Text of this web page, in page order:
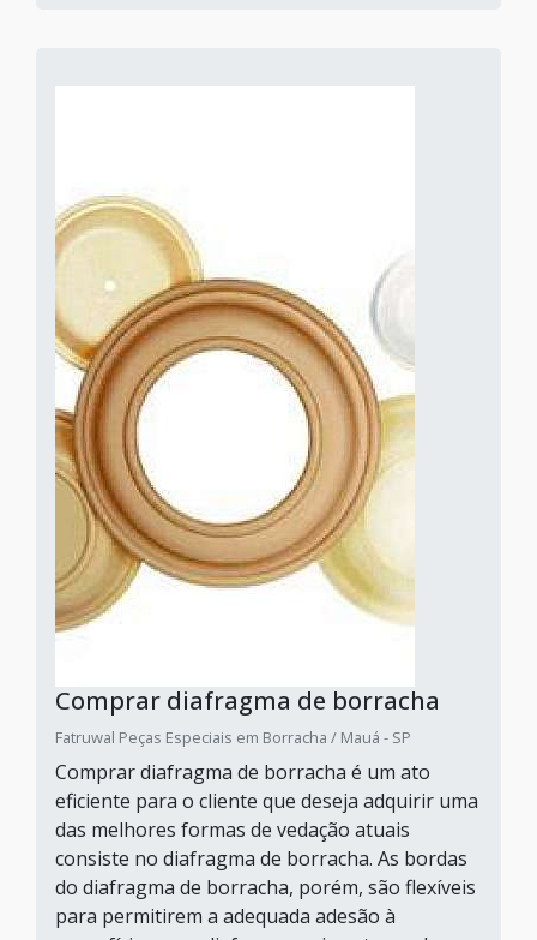
Comprar diafragma de borracha
Fatruwal Peças Especiais em Borracha / Mauá - SP
Comprar diafragma de borracha é um ato
eficiente para o cliente que deseja adquirir uma
das melhores formas de vedação atuais
consiste no diafragma de borracha. As bordas
do diafragma de borracha, porém, são flexíveis
para permitirem a adequada adesão à